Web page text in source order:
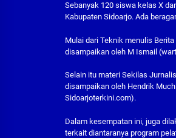
Sebanyak 120 siswa kelas X
Kabupaten Sidoarjo. Ada
Mulai dari Teknik menulis
disampaikan oleh M Ismail
Selain itu materi Sekilas
disampaikan oleh Hendrik
Sidoarjoterkini.com).
Dalam kesempatan ini, juga
terkait diantaranya program